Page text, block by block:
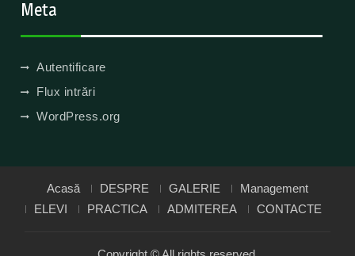
Meta
Autentificare
Flux intrări
WordPress.org
Acasă DESPRE GALERIE
Management
ELEVI
PRACTICA ADMITEREA CONTACTE